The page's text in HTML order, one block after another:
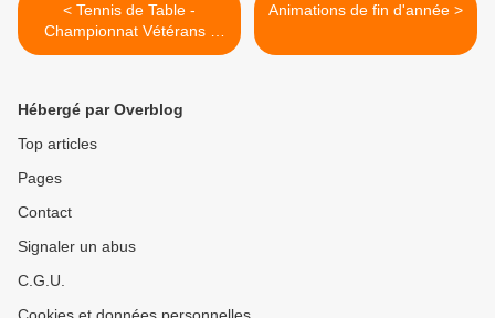
< Tennis de Table -
Championnat Vétérans -
Journée 3
Animations de fin d'année >
Hébergé par Overblog
Top articles
Pages
Contact
Signaler un abus
C.G.U.